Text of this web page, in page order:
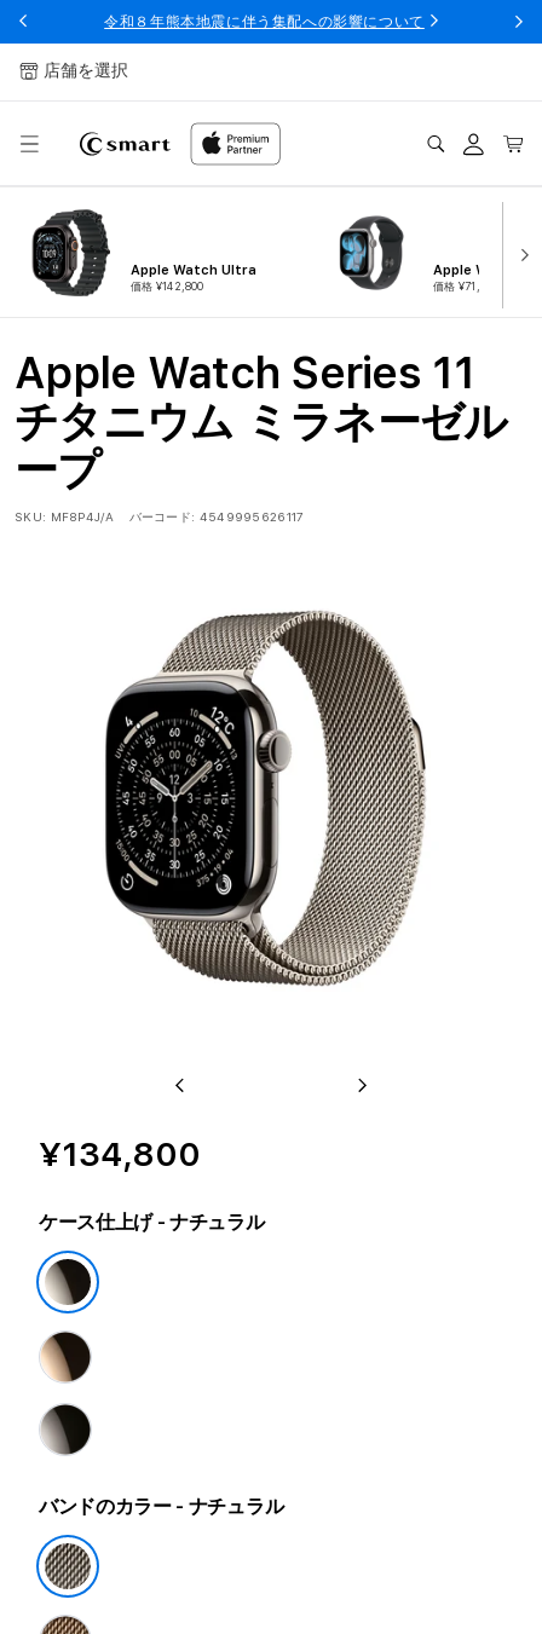
プ
令和８年熊本地震に伴う集配への影響について
店舗を選択
イン
ト
Apple Watch Ultra
価格 ¥142,800
Apple Watch
価格 ¥71,800
Apple Watch Series 11
チタニウム ミラネーゼル
ープ
SKU: MF8P4J/A バーコード: 4549995626117
Previous Next
¥134,800
ケース仕上げ - ナチュラル
バンドのカラー - ナチュラル